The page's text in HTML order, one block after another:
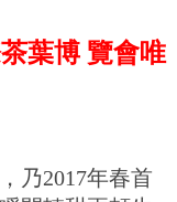
葉博 覽會唯
乃2017年春首